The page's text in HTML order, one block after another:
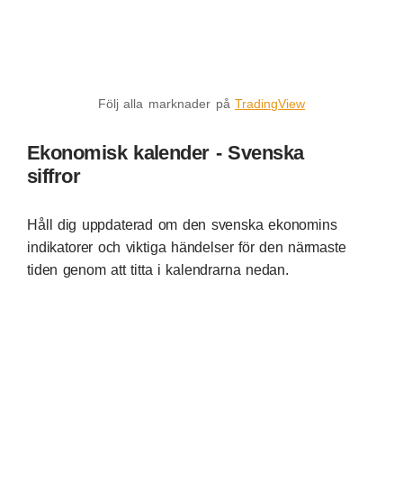
Följ alla marknader påTradingView
Ekonomisk kalender - Svenska
siffror
Håll dig uppdaterad om den svenska ekonomins
indikatorer och viktiga händelser för den närmaste
tiden genom att titta i kalendrarna nedan.